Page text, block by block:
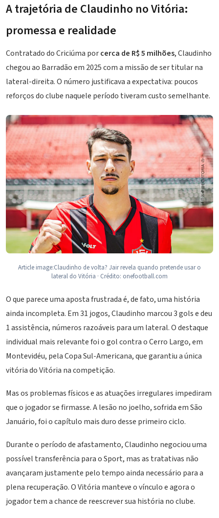
A trajetória de Claudinho no Vitória:
promessa e realidade
Contratado do Criciúma porcerca de R$ 5 milhões, Claudinho
chegou ao Barradãoem 2025 com a missão de ser titular na
lateral-direita. O número justificava a expectativa: poucos
reforços do clube naquele período tiveram custo semelhante.
Article image:Claudinho de volta? Jair revela quando pretende usar o
lateral do Vitória · Crédito: onefootball.com
O que parece uma aposta frustrada é, de fato, uma história
ainda incompleta. Em 31 jogos, Claudinho marcou 3 gols e deu
1 assistência, números razoáveis para um lateral. O destaque
individual mais relevante foi o gol contra o Cerro Largo, em
Montevidéu, pela Copa Sul-Americana, que garantiu a única
vitória do Vitória na competição.
Mas os problemas físicos e as atuações irregulares impediram
que o jogador se firmasse. A lesão no joelho, sofrida em São
Januário, foi o capítulo mais duro desse primeiro ciclo.
Durante o período de afastamento, Claudinho negociou uma
possível transferência para o Sport, mas as tratativas não
avançaram justamente pelo tempo ainda necessário para a
plena recuperação. O Vitória manteve o vínculo e agora o
jogador tem a chance de reescrever sua história no clube.